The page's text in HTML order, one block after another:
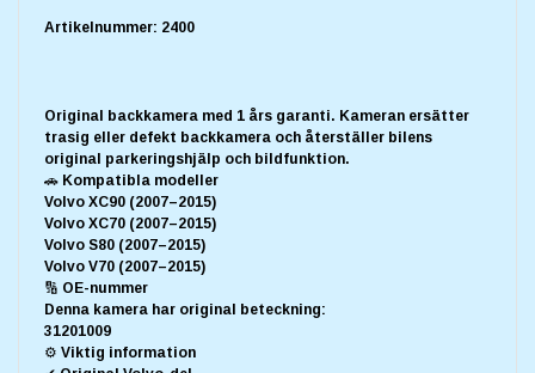
Artikelnummer: 2400
Original backkamera med 1 års garanti. Kameran ersätter
trasig eller defekt backkamera och återställer bilens
original parkeringshjälp och bildfunktion.
🚗 Kompatibla modeller
Volvo XC90 (2007–2015)
Volvo XC70 (2007–2015)
Volvo S80 (2007–2015)
Volvo V70 (2007–2015)
🔢 OE-nummer
Denna kamera har original beteckning:
31201009
⚙️ Viktig information